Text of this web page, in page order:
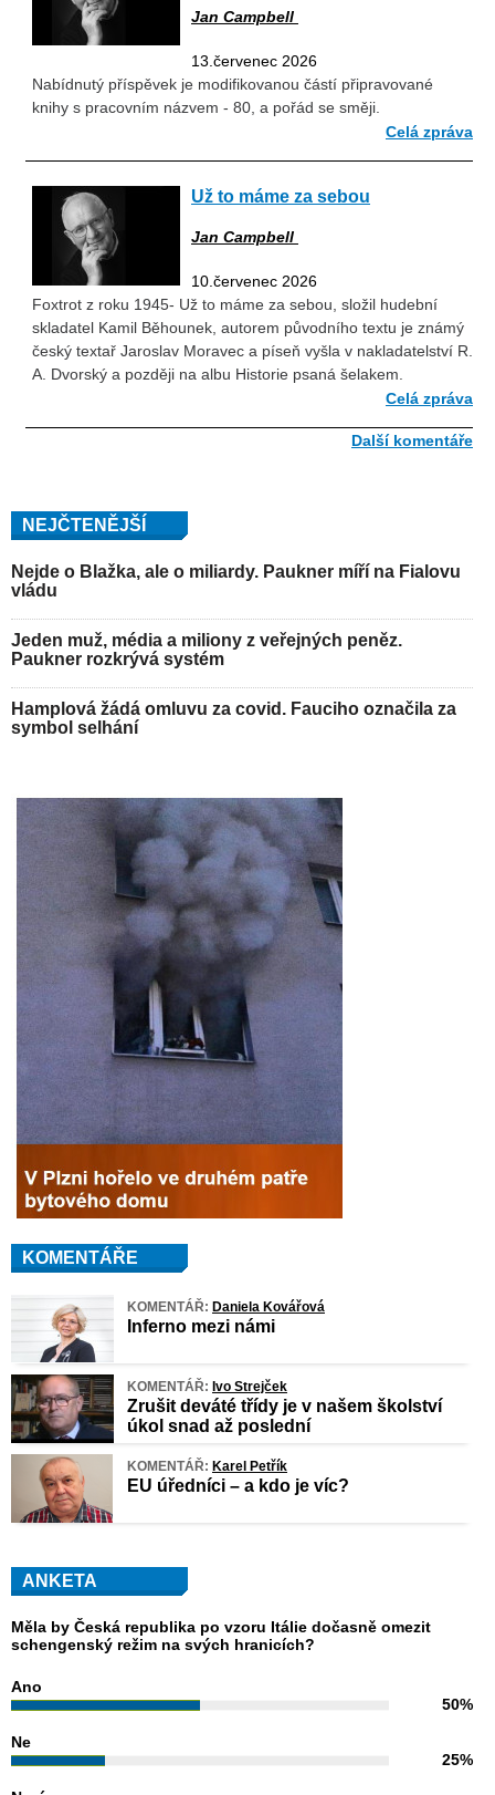
Jan Campbell
13.červenec 2026
Nabídnutý příspěvek je modifikovanou částí připravované
knihy s pracovním názvem - 80, a pořád se směji.
Celá zpráva
Už to máme za sebou
Jan Campbell
10.červenec 2026
Foxtrot z roku 1945- Už to máme za sebou, složil hudební
skladatel Kamil Běhounek, autorem původního textu je známý
český textař Jaroslav Moravec a píseň vyšla v nakladatelství R.
A. Dvorský a později na albu Historie psaná šelakem.
Celá zpráva
Další komentáře
NEJČTENĚJŠÍ
Nejde o Blažka, ale o miliardy. Paukner míří na Fialovu
vládu
Jeden muž, média a miliony z veřejných peněz.
Paukner rozkrývá systém
Hamplová žádá omluvu za covid. Fauciho označila za
symbol selhání
KOMENTÁŘE
KOMENTÁŘ: Daniela Kovářová
Inferno mezi námi
KOMENTÁŘ: Ivo Strejček
Zrušit deváté třídy je v našem školství
úkol snad až poslední
KOMENTÁŘ: Karel Petřík
EU úředníci – a kdo je víc?
ANKETA
Měla by Česká republika po vzoru Itálie dočasně omezit
schengenský režim na svých hranicích?
Ano
50%
Ne
25%